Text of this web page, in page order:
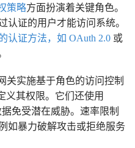
策略方面扮演着关键角色。
认证的用户才能访问系统。
认证方法，如 OAuth 2.0 或
关实施基于角色的访问控制
义其权限。它们还使用
免受潜在威胁。速率限制
如暴力破解攻击或拒绝服务